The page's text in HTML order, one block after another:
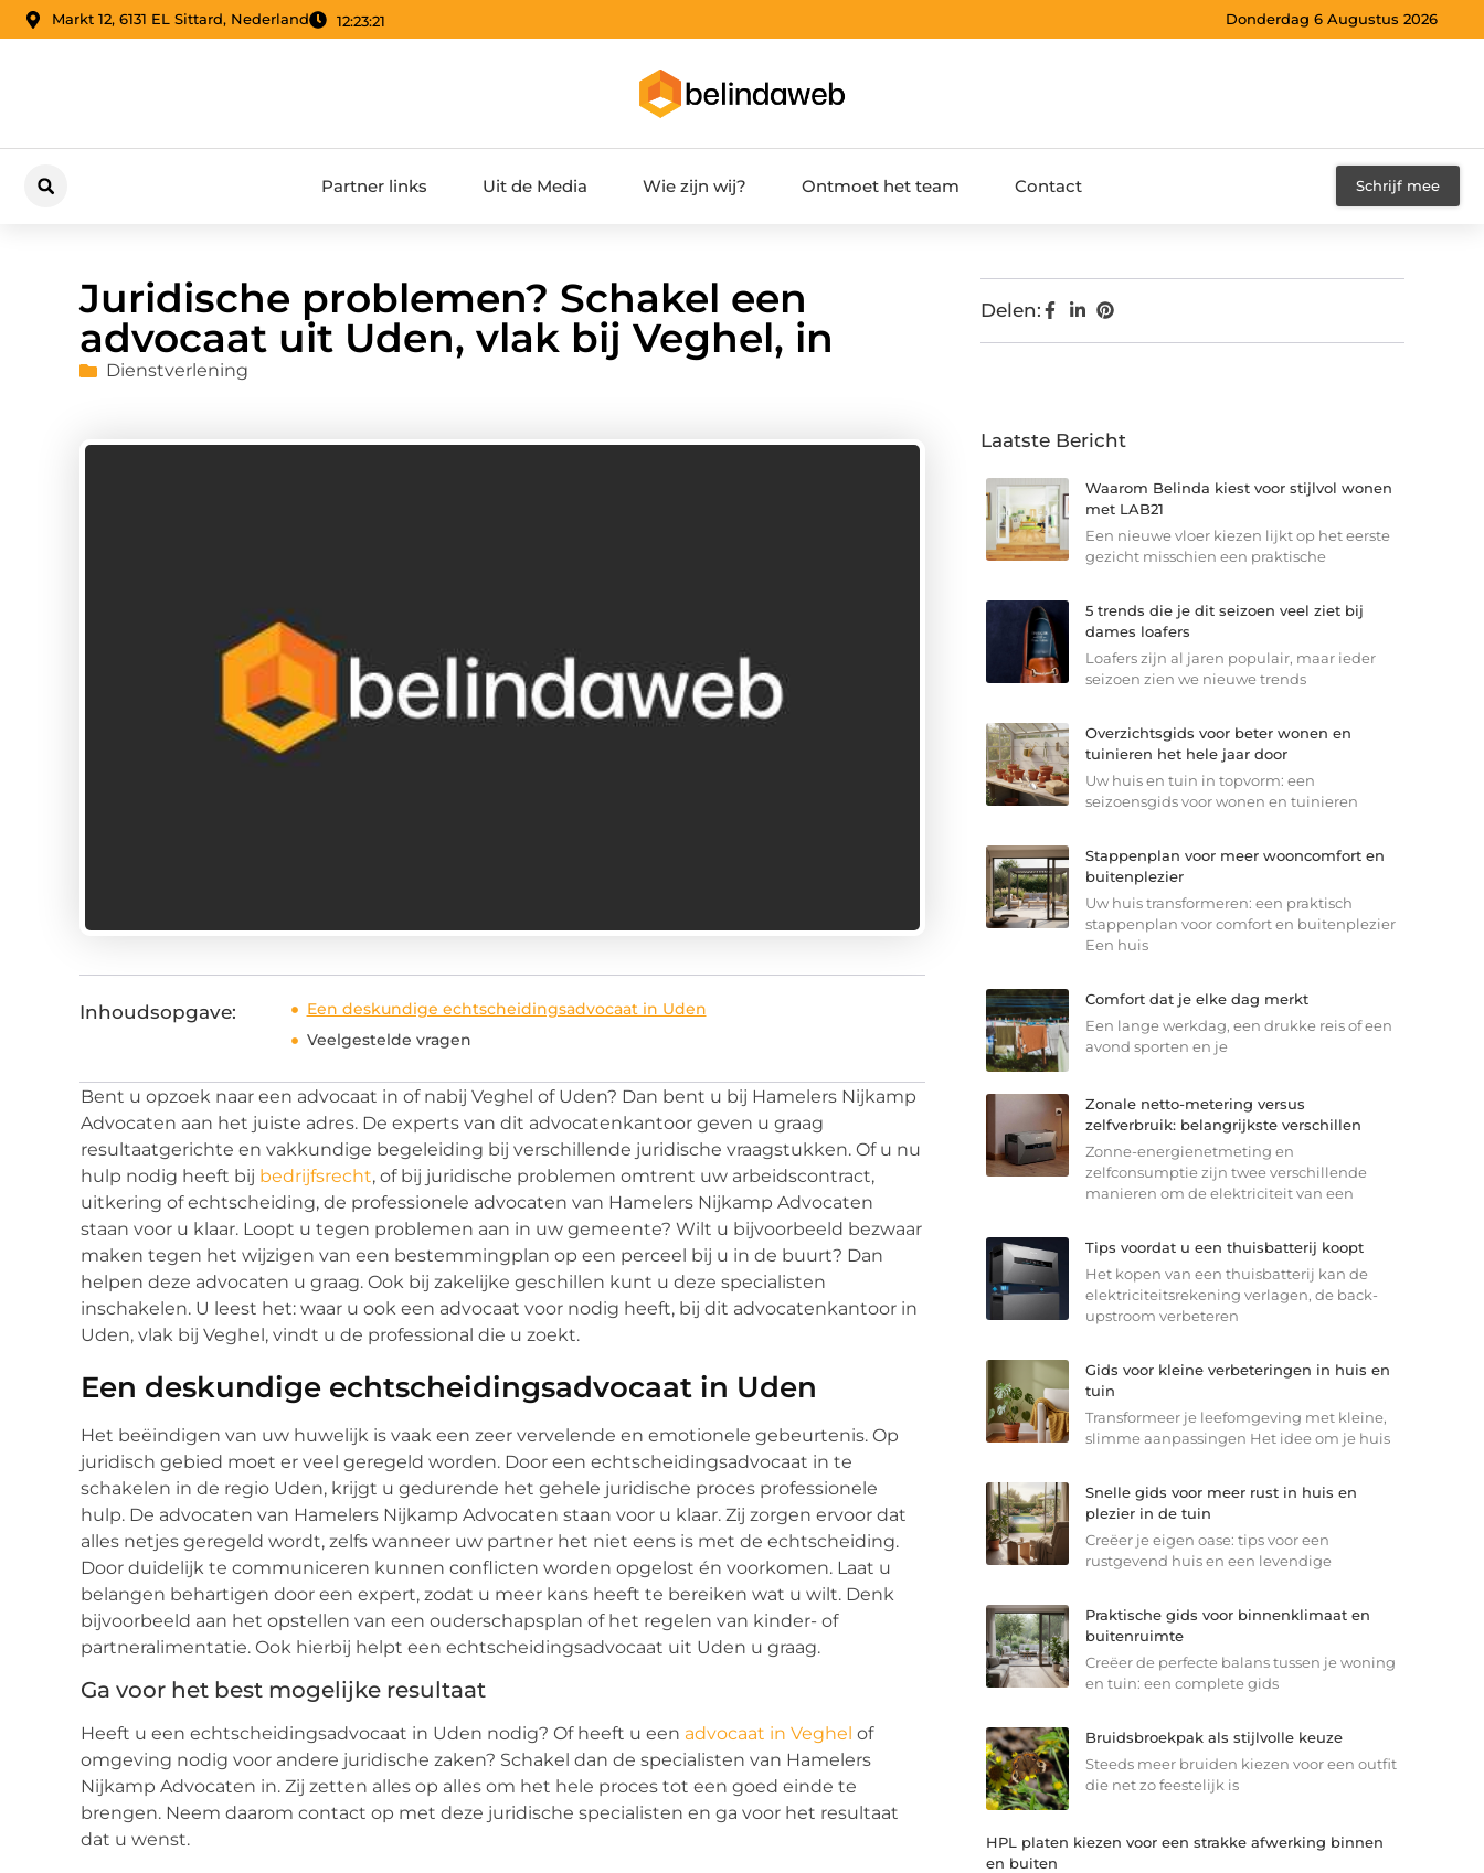
Markt 12, 6131 EL Sittard, Nederland 12:23:22 Donderdag 6 Augustus 2026
Partner links Uit de Media Wie zijn wij? Ontmoet het team Contact Schrijf mee
Juridische problemen? Schakel een
advocaat uit Uden, vlak bij Veghel, in
Dienstverlening
Inhoudsopgave:
Een deskundige echtscheidingsadvocaat in Uden
Veelgestelde vragen
Bent u opzoek naar een advocaat in of nabij Veghel of Uden? Dan bent u bij Hamelers Nijkamp
Advocaten aan het juiste adres. De experts van dit advocatenkantoor geven u graag
resultaatgerichte en vakkundige begeleiding bij verschillende juridische vraagstukken. Of u nu
hulp nodig heeft bij bedrijfsrecht, of bij juridische problemen omtrent uw arbeidscontract,
uitkering of echtscheiding, de professionele advocaten van Hamelers Nijkamp Advocaten
staan voor u klaar. Loopt u tegen problemen aan in uw gemeente? Wilt u bijvoorbeeld bezwaar
maken tegen het wijzigen van een bestemmingplan op een perceel bij u in de buurt? Dan
helpen deze advocaten u graag. Ook bij zakelijke geschillen kunt u deze specialisten
inschakelen. U leest het: waar u ook een advocaat voor nodig heeft, bij dit advocatenkantoor in
Uden, vlak bij Veghel, vindt u de professional die u zoekt.
Een deskundige echtscheidingsadvocaat in Uden
Het beëindigen van uw huwelijk is vaak een zeer vervelende en emotionele gebeurtenis. Op
juridisch gebied moet er veel geregeld worden. Door een echtscheidingsadvocaat in te
schakelen in de regio Uden, krijgt u gedurende het gehele juridische proces professionele
hulp. De advocaten van Hamelers Nijkamp Advocaten staan voor u klaar. Zij zorgen ervoor dat
alles netjes geregeld wordt, zelfs wanneer uw partner het niet eens is met de echtscheiding.
Door duidelijk te communiceren kunnen conflicten worden opgelost én voorkomen. Laat u
belangen behartigen door een expert, zodat u meer kans heeft te bereiken wat u wilt. Denk
bijvoorbeeld aan het opstellen van een ouderschapsplan of het regelen van kinder- of
partneralimentatie. Ook hierbij helpt een echtscheidingsadvocaat uit Uden u graag.
Ga voor het best mogelijke resultaat
Heeft u een echtscheidingsadvocaat in Uden nodig? Of heeft u een advocaat in Veghel of
omgeving nodig voor andere juridische zaken? Schakel dan de specialisten van Hamelers
Nijkamp Advocaten in. Zij zetten alles op alles om het hele proces tot een goed einde te
brengen. Neem daarom contact op met deze juridische specialisten en ga voor het resultaat
dat u wenst.
Delen:
Laatste Bericht
Waarom Belinda kiest voor stijlvol wonen
met LAB21
Een nieuwe vloer kiezen lijkt op het eerste
gezicht misschien een praktische
5 trends die je dit seizoen veel ziet bij
dames loafers
Loafers zijn al jaren populair, maar ieder
seizoen zien we nieuwe trends
Overzichtsgids voor beter wonen en
tuinieren het hele jaar door
Uw huis en tuin in topvorm: een
seizoensgids voor wonen en tuinieren
Stappenplan voor meer wooncomfort en
buitenplezier
Uw huis transformeren: een praktisch
stappenplan voor comfort en buitenplezier
Een huis
Comfort dat je elke dag merkt
Een lange werkdag, een drukke reis of een
avond sporten en je
Zonale netto-metering versus
zelfverbruik: belangrijkste verschillen
Zonne-energienetmeting en
zelfconsumptie zijn twee verschillende
manieren om de elektriciteit van een
Tips voordat u een thuisbatterij koopt
Het kopen van een thuisbatterij kan de
elektriciteitsrekening verlagen, de back-
upstroom verbeteren
Gids voor kleine verbeteringen in huis en
tuin
Transformeer je leefomgeving met kleine,
slimme aanpassingen Het idee om je huis
Snelle gids voor meer rust in huis en
plezier in de tuin
Creëer je eigen oase: tips voor een
rustgevend huis en een levendige
Praktische gids voor binnenklimaat en
buitenruimte
Creëer de perfecte balans tussen je woning
en tuin: een complete gids
Bruidsbroekpak als stijlvolle keuze
Steeds meer bruiden kiezen voor een outfit
die net zo feestelijk is
HPL platen kiezen voor een strakke afwerking binnen
en buiten